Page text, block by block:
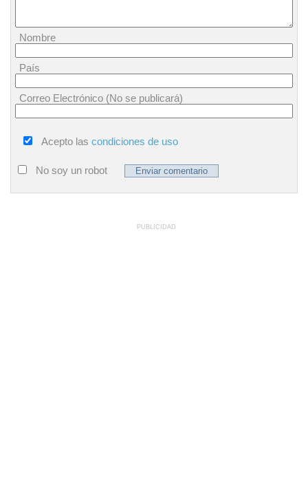
Nombre
País
Correo Electrónico (No se publicará)
Acepto las condiciones de uso
No soy un robot
PUBLICIDAD